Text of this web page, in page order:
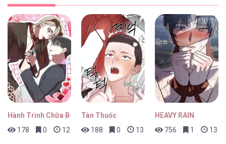
Nguồn Gốc Của Loài [...] – Chap 13
Nguồn Gốc Của Loài [...] – Chap 12
Hành Trình Chữa Bệnh Bám Chủ Của Cún Nhà Tôi
178
0 12 giờ trước
Tàn Thuốc
188
0 13 giờ trước
HEAVY RAIN
756
1 13